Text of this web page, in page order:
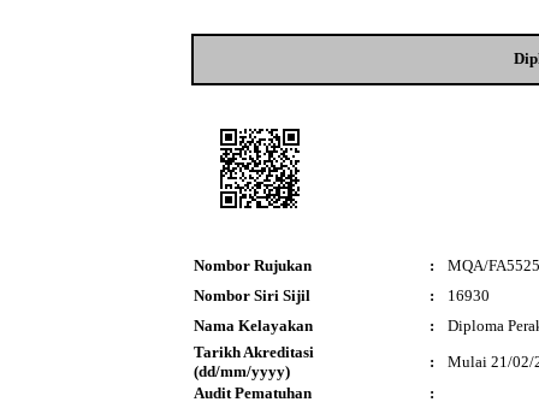
Nombor Rujukan :
MQA/FA5525
Nombor Siri Sijil
:
16930
Nama Kelayakan
:
Diploma
Tarikh Akreditasi
(dd/mm/yyyy)
:
Mulai 21/02/
Audit Pematuhan
: